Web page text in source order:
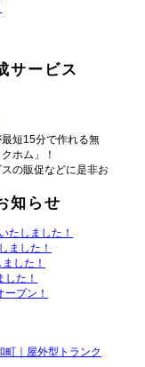
サービス
短15分で作れる無
ホム」！
の販促などに是非お
知らせ
たしました！
ました！
した！
た！
ープン！
町｜屋外型トランク